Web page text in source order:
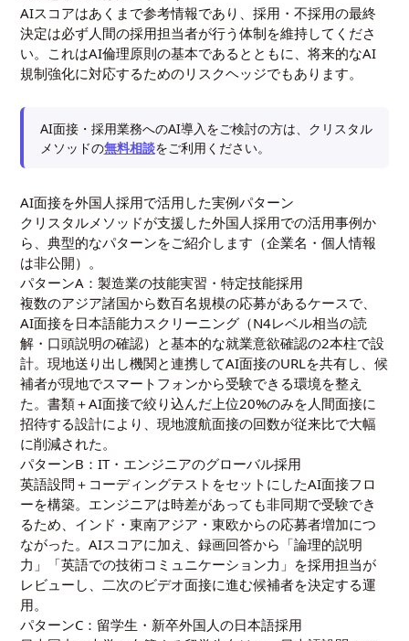
AIスコアはあくまで参考情報であり、採用・不採用の最終
決定は必ず人間の採用担当者が行う体制を維持してくださ
い。これはAI倫理原則の基本であるとともに、将来的なAI
規制強化に対応するためのリスクヘッジでもあります。
AI面接・採用業務へのAI導入をご検討の方は、クリスタル
メソッドの無料相談をご利用ください。
AI面接を外国人採用で活用した実例パターン
クリスタルメソッドが支援した外国人採用での活用事例か
ら、典型的なパターンをご紹介します（企業名・個人情報
は非公開）。
パターンA：製造業の技能実習・特定技能採用
複数のアジア諸国から数百名規模の応募があるケースで、
AI面接を日本語能力スクリーニング（N4レベル相当の読
解・口頭説明の確認）と基本的な就業意欲確認の2本柱で設
計。現地送り出し機関と連携してAI面接のURLを共有し、候
補者が現地でスマートフォンから受験できる環境を整え
た。書類＋AI面接で絞り込んだ上位20%のみを人間面接に
招待する設計により、現地渡航面接の回数が従来比で大幅
に削減された。
パターンB：IT・エンジニアのグローバル採用
英語設問＋コーディングテストをセットにしたAI面接フロ
ーを構築。エンジニアは時差があっても非同期で受験でき
るため、インド・東南アジア・東欧からの応募者増加につ
ながった。AIスコアに加え、録画回答から「論理的説明
力」「英語での技術コミュニケーション力」を採用担当が
レビューし、二次のビデオ面接に進む候補者を決定する運
用。
パターンC：留学生・新卒外国人の日本語採用